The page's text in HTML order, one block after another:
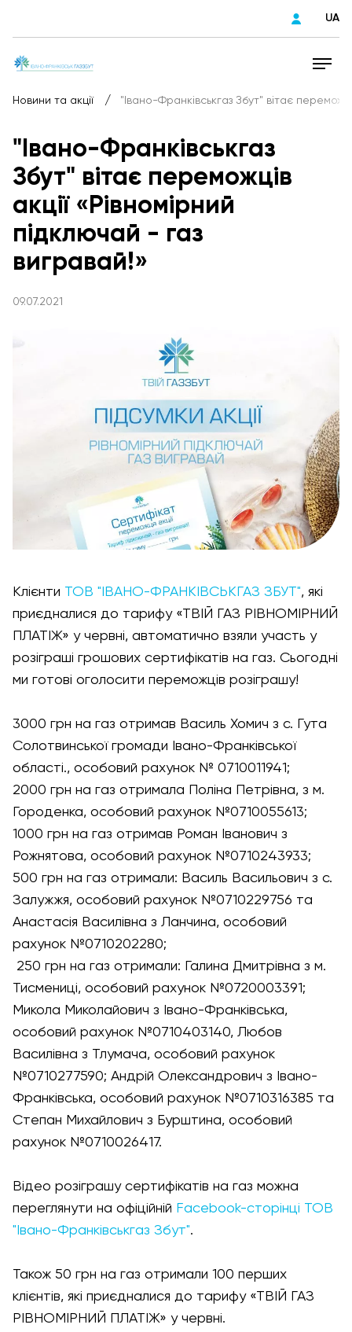
UA
Новини та акції / "Івано-Франківськгаз Збут" вітає
"Івано-Франківськгаз
Збут" вітає переможців
акції «Рівномірний
підключай - газ
вигравай!»
09.07.2021
Клієнти ТОВ "ІВАНО-ФРАНКІВСЬКГАЗ ЗБУТ", які
приєдналися до тарифу «ТВІЙ ГАЗ РІВНОМІРНИЙ
ПЛАТІЖ» у червні, автоматично взяли участь у
розіграші грошових сертифікатів на газ. Сьогодні
ми готові оголосити переможців розіграшу!
3000 грн на газ отримав Василь Хомич з с. Гута
Солотвинської громади Івано-Франківської
області., особовий рахунок № 0710011941;
2000 грн на газ отримала Поліна Петрівна, з м.
Городенка, особовий рахунок №0710055613;
1000 грн на газ отримав Роман Іванович з
Рожнятова, особовий рахунок №0710243933;
500 грн на газ отримали: Василь Васильович з с.
Залужжя, особовий рахунок №0710229756 та
Анастасія Василівна з Ланчина, особовий
рахунок №0710202280;
250 грн на газ отримали: Галина Дмитрівна з м.
Тисмениці, особовий рахунок №0720003391;
Микола Миколайович з Івано-Франківська,
особовий рахунок №0710403140, Любов
Василівна з Тлумача, особовий рахунок
№0710277590; Андрій Олександрович з Івано-
Франківська, особовий рахунок №0710316385 та
Степан Михайлович з Бурштина, особовий
рахунок №0710026417.
Відео розіграшу сертифікатів на газ можна
переглянути на офіційній Facebook-сторінці ТОВ
"Івано-Франківськгаз Збут".
Також 50 грн на газ отримали 100 перших
клієнтів, які приєдналися до тарифу «ТВІЙ ГАЗ
РІВНОМІРНИЙ ПЛАТІЖ» у червні.